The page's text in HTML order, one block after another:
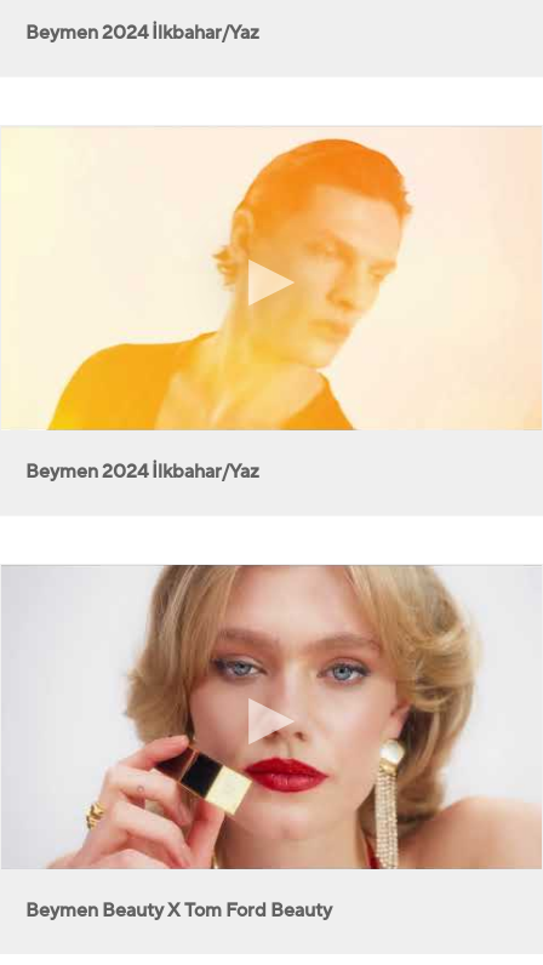
Beymen 2024 İlkbahar/Yaz
Beymen 2024 İlkbahar/Yaz
Beymen Beauty X Tom Ford Beauty